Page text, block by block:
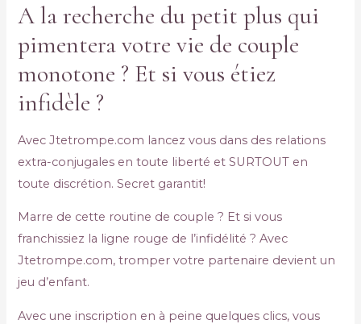
A la recherche du petit plus qui
pimentera votre vie de couple
monotone ? Et si vous étiez
infidèle ?
Avec Jtetrompe.com lancez vous dans des relations
extra-conjugales en toute liberté et SURTOUT en
toute discrétion. Secret garantit!
Marre de cette routine de couple ? Et si vous
franchissiez la ligne rouge de l’infidélité ? Avec
Jtetrompe.com, tromper votre partenaire devient un
jeu d’enfant.
Avec une inscription en à peine quelques clics, vous